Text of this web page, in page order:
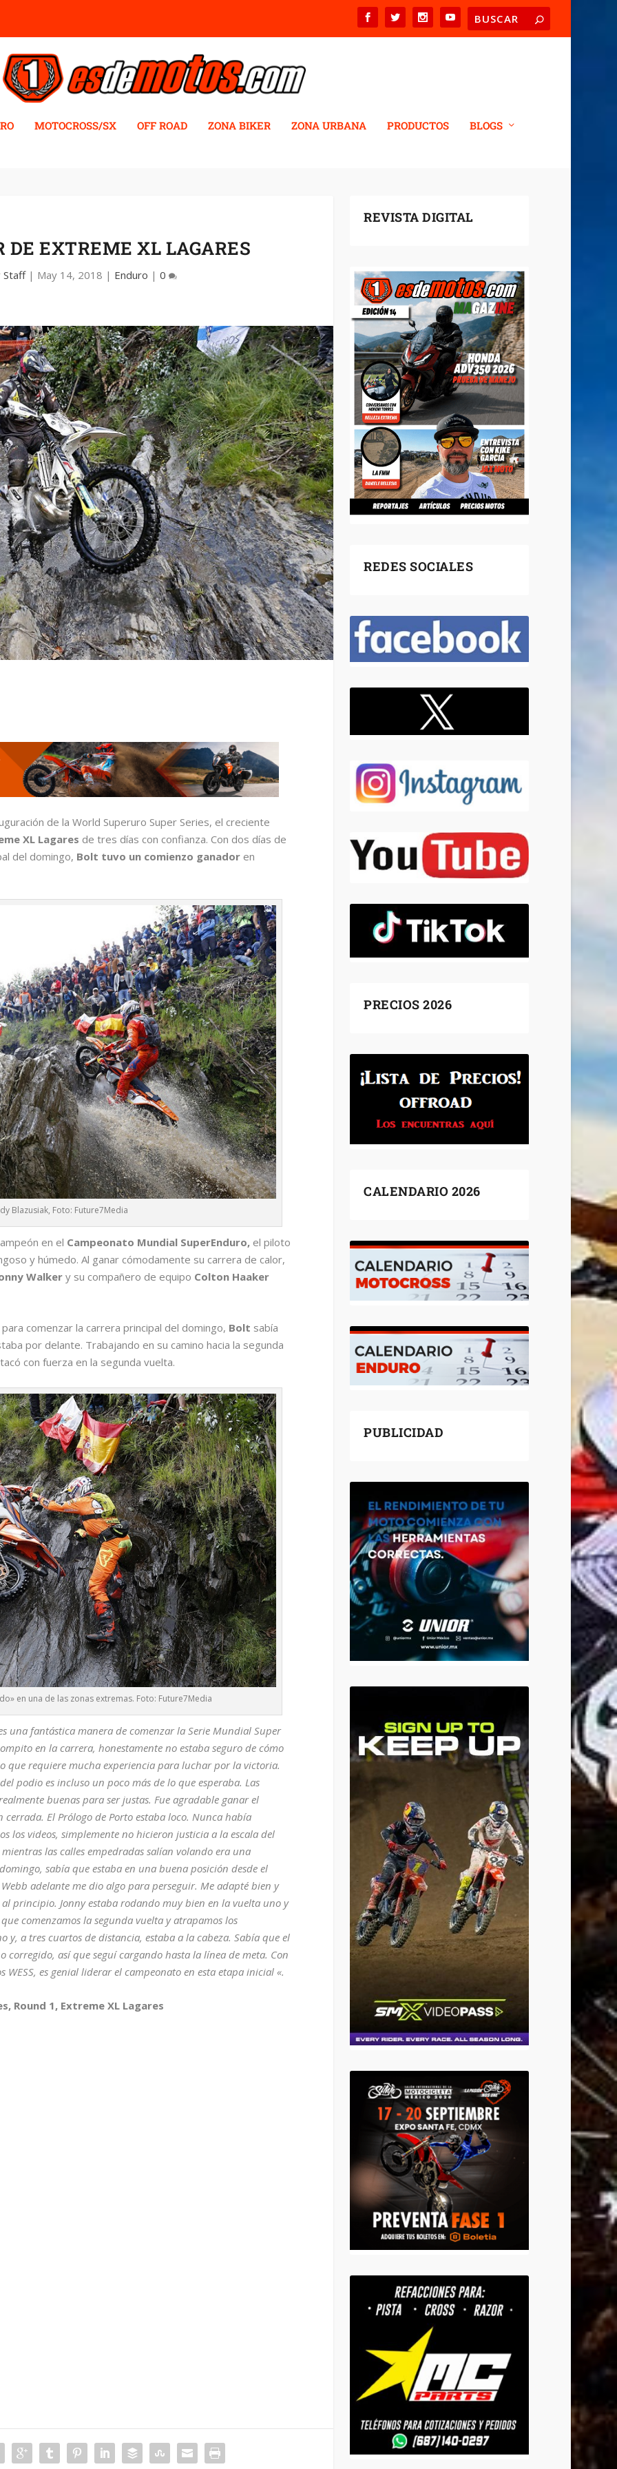
MOTOCROSS/SX OFF ROAD ZONA BIKER ZONA URBANA PRODUCTOS BLOGS
DE EXTREME XL LAGARES
Staff| May 14, 2018 | Enduro | 0
de la World Superuro Super Series, el creciente
XL Lagares de tres días con confianza. Con dos días de
del domingo, Bolt tuvo un comienzo ganadoren
Blazusiak, Foto: Future7Media
en el Campeonato Mundial SuperEnduro,el piloto
y húmedo. Al ganar cómodamente su carrera de calor,
Walkery su compañero de equipo Colton Haaker
comenzar la carrera principal del domingo, Bolt sabía
por delante. Trabajando en su camino hacia la segunda
con fuerza en la segunda vuelta.
en una de las zonas extremas. Foto: Future7Media
una fantástica manera de comenzar la Serie Mundial Super
en la carrera, honestamente no estaba seguro de cómo
que requiere mucha experiencia para luchar por la victoria.
podio es incluso un poco más de lo que esperaba. Las
buenas para ser justas. Fue agradable ganar el
El Prólogo de Porto estaba loco. Nunca había
los videos, simplemente no hicieron justicia a la escala del
las calles empedradas salían volando era una
sabía que estaba en una buena posición desde el
adelante me dio algo para perseguir. Me adapté bien y
principio. Jonny estaba rodando muy bien en la vuelta uno y
comenzamos la segunda vuelta y atrapamos los
y, a tres cuartos de distancia, estaba a la cabeza. Sabía que el
corregido, así que seguí cargando hasta la línea de meta. Con
WESS, es genial liderar el campeonato en esta etapa inicial «.
Round 1, Extreme XL Lagares
REVISTA DIGITAL
REDES SOCIALES
PRECIOS 2026
CALENDARIO 2026
PUBLICIDAD